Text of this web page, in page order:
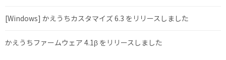
[Windows] かえうちカスタマイズ 6.3 をリリースしました
かえうちファームウェア 4.1β をリリースしました